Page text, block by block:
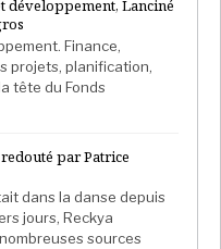
développement, Lanciné
Finance,
projets, planification,
tête du Fonds
par Patrice
dans la danse depuis
jours, Reckya
sources